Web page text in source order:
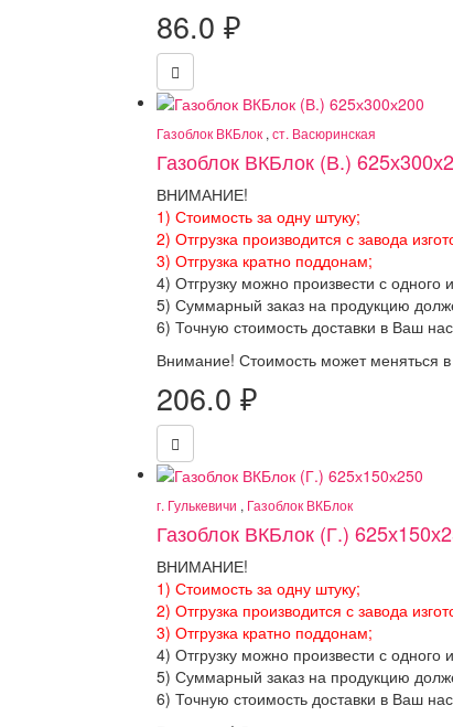
86.0 ₽
Газоблок ВКБлок , ст. Васюринская
Газоблок ВКБлок (В.)
ВНИМАНИЕ!
1) Стоимость за одну штуку;
2) Отгрузка производится с завода
3) Отгрузка кратно поддонам;
4) Отгрузку можно произвести с одного
5) Суммарный заказ на продукцию
6) Точную стоимость доставки в Ваш
Внимание! Стоимость может меняться
206.0 ₽
г. Гулькевичи , Газоблок ВКБлок
Газоблок ВКБлок (Г.)
ВНИМАНИЕ!
1) Стоимость за одну штуку;
2) Отгрузка производится с завода
3) Отгрузка кратно поддонам;
4) Отгрузку можно произвести с одного
5) Суммарный заказ на продукцию
6) Точную стоимость доставки в Ваш